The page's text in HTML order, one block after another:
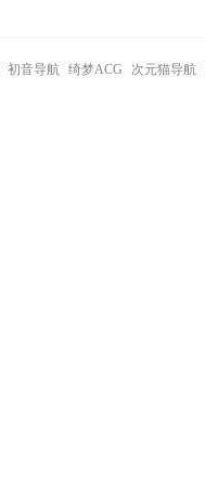
初音导航 绮梦ACG 次元猫导航